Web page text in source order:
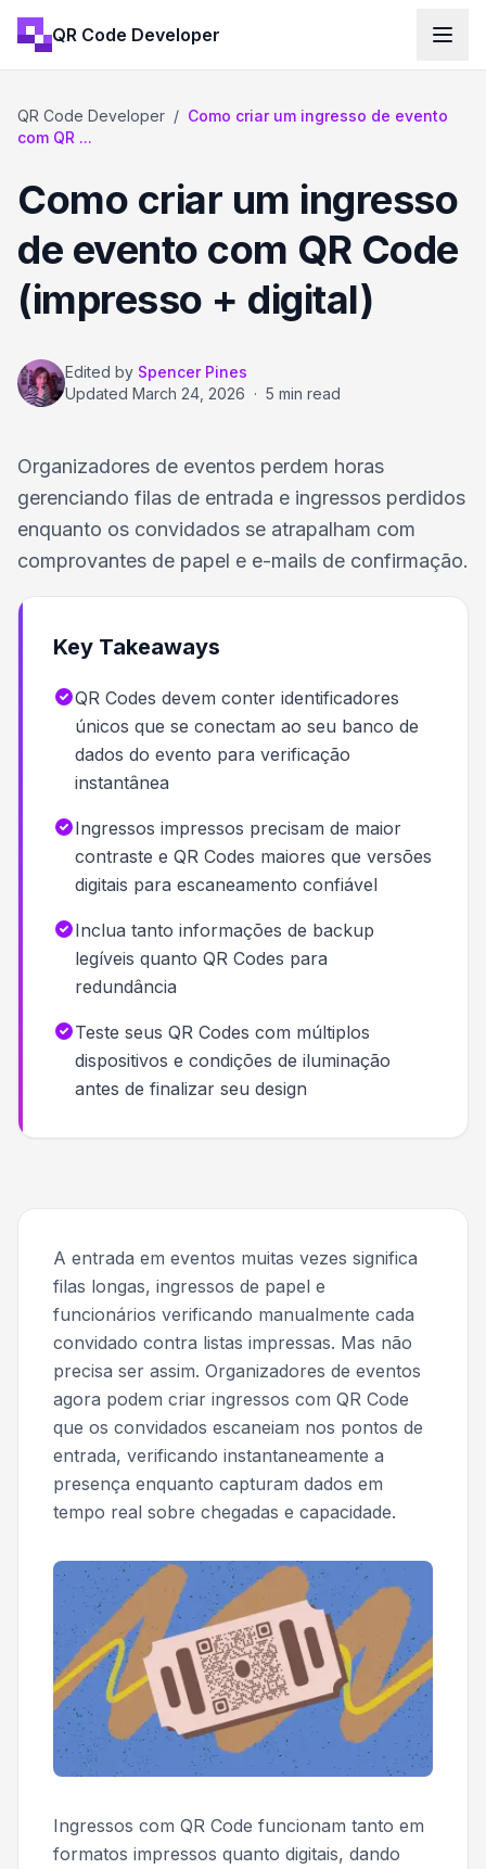
QR Code Developer
QR Code Developer / Como criar um ingresso de evento
com QR ...
Como criar um ingresso
de evento com QR Code
(impresso + digital)
Edited by Spencer Pines
Updated March 24, 2026 · 5 min read
Organizadores de eventos perdem horas
gerenciando filas de entrada e ingressos perdidos
enquanto os convidados se atrapalham com
comprovantes de papel e e-mails de confirmação.
Key Takeaways
QR Codes devem conter identificadores
únicos que se conectam ao seu banco de
dados do evento para verificação
instantânea
Ingressos impressos precisam de maior
contraste e QR Codes maiores que versões
digitais para escaneamento confiável
Inclua tanto informações de backup
legíveis quanto QR Codes para
redundância
Teste seus QR Codes com múltiplos
dispositivos e condições de iluminação
antes de finalizar seu design
A entrada em eventos muitas vezes significa
filas longas, ingressos de papel e
funcionários verificando manualmente cada
convidado contra listas impressas. Mas não
precisa ser assim. Organizadores de eventos
agora podem criar ingressos com QR Code
que os convidados escaneiam nos pontos de
entrada, verificando instantaneamente a
presença enquanto capturam dados em
tempo real sobre chegadas e capacidade.
Ingressos com QR Code funcionam tanto em
formatos impressos quanto digitais, dando